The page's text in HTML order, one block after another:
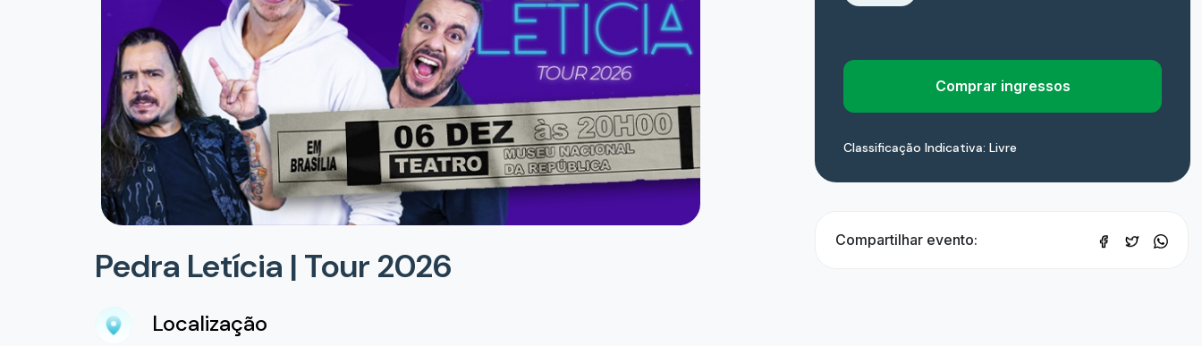
Pedra Letícia | Tour 2026
Localização
Comprar ingressos
Classificação Indicativa: Livre
Compartilhar evento: